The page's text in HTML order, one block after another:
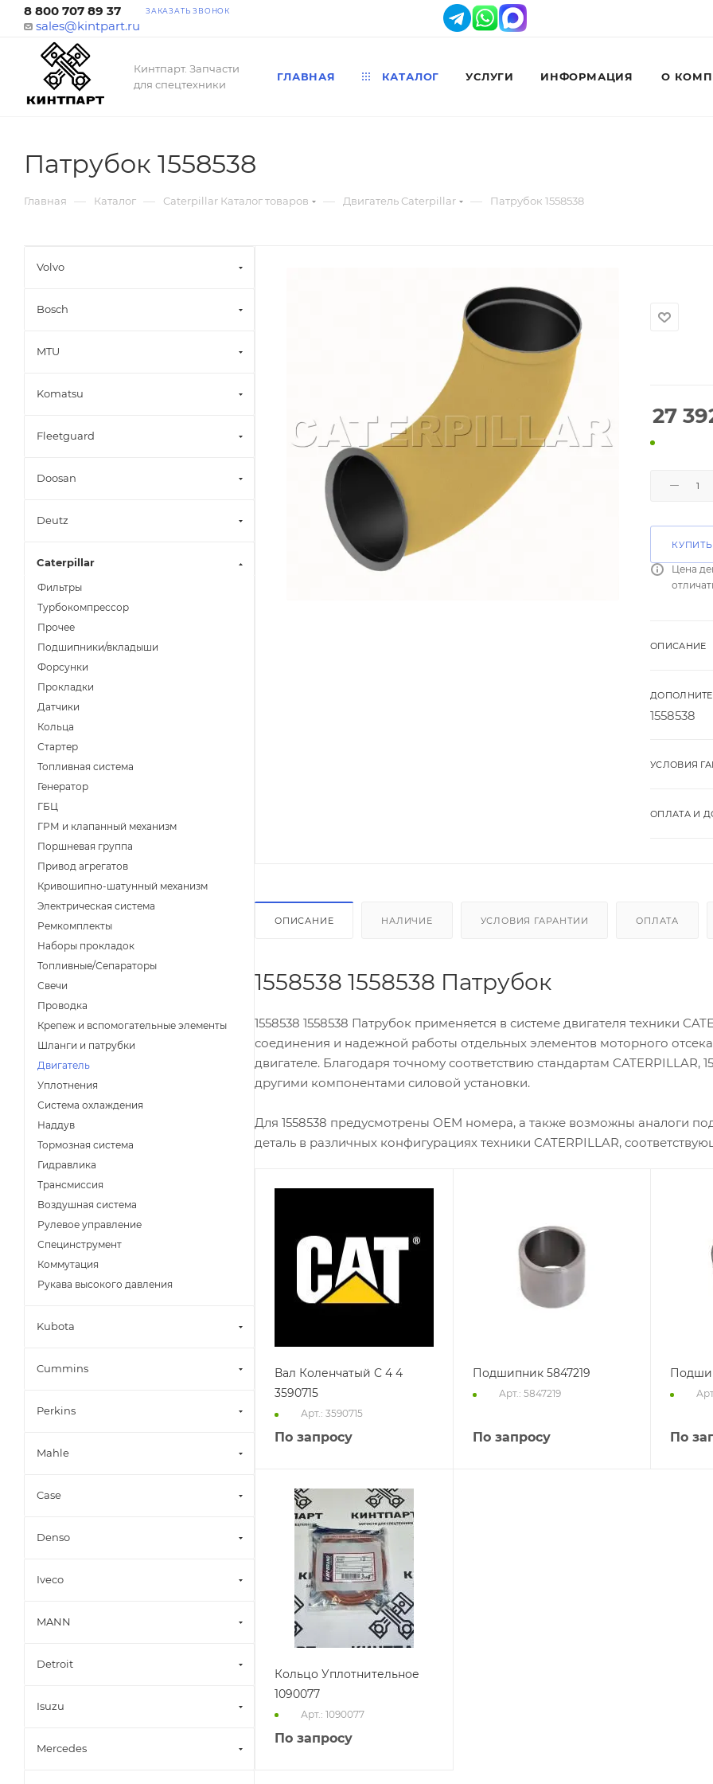
8 800 707 89 37 ЗАКАЗАТЬ ЗВОНОК
sales@kintpart.ru
Кинтпарт. Запчасти
для спецтехники
ГЛАВНАЯ КАТАЛОГ УСЛУГИ ИНФОРМАЦИЯ О
Патрубок 1558538
Главная — Каталог — Caterpillar Каталог товаров — Двигатель Caterpillar — Патрубок 1558538
27
Цена
ОПИСАНИЕ
1558538
УСЛОВИЯ
ОПЛАТА И
ОПИСАНИЕ НАЛИЧИЕ УСЛОВИЯ ГАРАНТИИ ОПЛАТА
1558538 1558538 Патрубок
1558538 1558538 Патрубок применяется в системе двигателя техники
соединения и надежной работы отдельных элементов моторного
двигателе. Благодаря точному соответствию стандартам CATERPILLAR,
другими компонентами силовой установки.
Для 1558538 предусмотрены OEM номера, а также возможны аналоги
деталь в различных конфигурациях техники CATERPILLAR,
Вал Коленчатый C 4 4
3590715
Арт.: 3590715
По запросу
Подшипник 5847219
Арт.: 5847219
По запросу По
Кольцо Уплотнительное
1090077
Арт.: 1090077
По запросу
Volvo
Bosch
MTU
Komatsu
Fleetguard
Doosan
Deutz
Caterpillar
Фильтры
Турбокомпрессор
Прочее
Подшипники/вкладыши
Форсунки
Прокладки
Датчики
Кольца
Стартер
Топливная система
Генератор
ГБЦ
ГРМ и клапанный механизм
Поршневая группа
Привод агрегатов
Кривошипно-шатунный механизм
Электрическая система
Ремкомплекты
Наборы прокладок
Топливные/Сепараторы
Свечи
Проводка
Крепеж и вспомогательные элементы
Шланги и патрубки
Двигатель
Уплотнения
Система охлаждения
Наддув
Тормозная система
Гидравлика
Трансмиссия
Воздушная система
Рулевое управление
Специнструмент
Коммутация
Рукава высокого давления
Kubota
Cummins
Perkins
Mahle
Case
Denso
Iveco
MANN
Detroit
Isuzu
Mercedes